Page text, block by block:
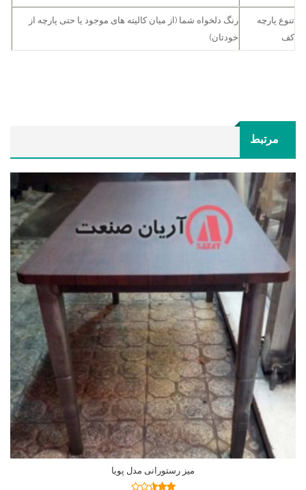
تنوع پارچه
کف
رنگ دلخواه شما (از میان کالیته های موجود یا حتی پارچه از
خودتان)
مرتبط
میز رستورانی مدل پویا